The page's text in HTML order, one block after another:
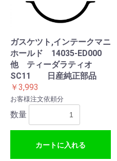
ガスケツト,インテークマニ
ホールド 14035-ED000
他 ティーダラティオ
SC11 日産純正部品
￥3,993
お客様注文依頼分
数量
カートに入れる